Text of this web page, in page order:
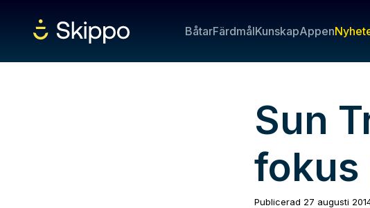
BåtarFärdmålKunskapAppen
Sun
fokus
Publicerad 27 augusti